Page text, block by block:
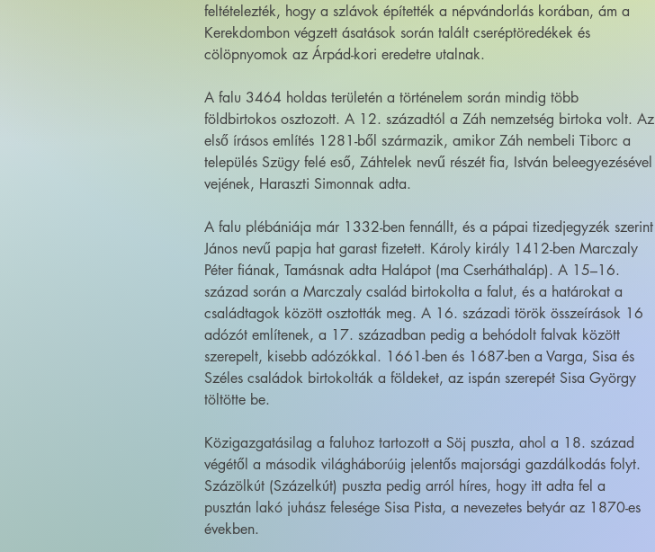
feltételezték, hogy a szlávok építették a népvándorlás korában, ám a
Kerekdombon végzett ásatások során talált cseréptöredékek és
cölöpnyomok az Árpád-kori eredetre utalnak.
A falu 3464 holdas területén a történelem során mindig több
földbirtokos osztozott. A 12. századtól a Záh nemzetség birtoka volt. Az
első írásos említés 1281-ből származik, amikor Záh nembeli Tiborc a
település Szügy felé eső, Záhtelek nevű részét fia, István beleegyezésével
vejének, Haraszti Simonnak adta.
A falu plébániája már 1332-ben fennállt, és a pápai tizedjegyzék szerint
János nevű papja hat garast fizetett. Károly király 1412-ben Marczaly
Péter fiának, Tamásnak adta Halápot (ma Cserháthaláp). A 15–16.
század során a Marczaly család birtokolta a falut, és a határokat a
családtagok között osztották meg. A 16. századi török összeírások 16
adózót említenek, a 17. században pedig a behódolt falvak között
szerepelt, kisebb adózókkal. 1661-ben és 1687-ben a Varga, Sisa és
Széles családok birtokolták a földeket, az ispán szerepét Sisa György
töltötte be.
Közigazgatásilag a faluhoz tartozott a Söj puszta, ahol a 18. század
végétől a második világháborúig jelentős majorsági gazdálkodás folyt.
Százölkút (Százelkút) puszta pedig arról híres, hogy itt adta fel a
pusztán lakó juhász felesége Sisa Pista, a nevezetes betyár az 1870-es
években.